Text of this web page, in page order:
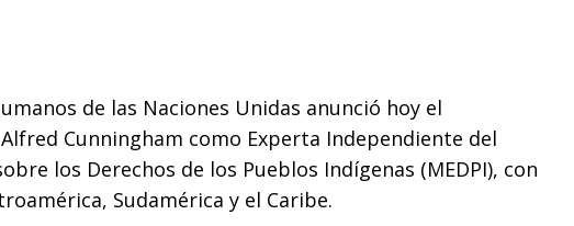
de las Naciones Unidas anunció hoy el
Cunningham como Experta Independiente del
los Derechos de los Pueblos Indígenas (MEDPI), con
Sudamérica y el Caribe.